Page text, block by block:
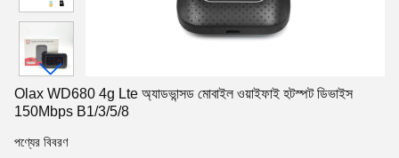
Olax WD680 4g Lte অ্যাডভান্সড মোবাইল ওয়াইফাই হটস্পট ডিভাইস
150Mbps B1/3/5/8
পণ্যের বিবরণ